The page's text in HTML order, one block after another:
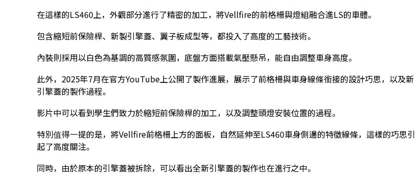
在這樣的LS460上，外觀部分進行了精密的加工，將Vellfire的前格柵與燈組融合進LS的車體。
包含縮短前保險桿、新製引擎蓋、翼子板成型等，都投入了高度的工藝技術。
內裝則採用以白色為基調的高質感氛圍，底盤方面搭載氣壓懸吊，能自由調整車身高度。
此外，2025年7月在官方YouTube上公開了製作進展，展示了前格柵與車身線條銜接的設計巧思，以及新
引擎蓋的製作過程。
影片中可以看到學生們致力於縮短前保險桿的加工，以及調整頭燈安裝位置的過程。
特別值得一提的是，將Vellfire前格柵上方的面板，自然延伸至LS460車身側邊的特徵線條，這樣的巧思引
起了高度關注。
同時，由於原本的引擎蓋被拆除，可以看出全新引擎蓋的製作也在進行之中。